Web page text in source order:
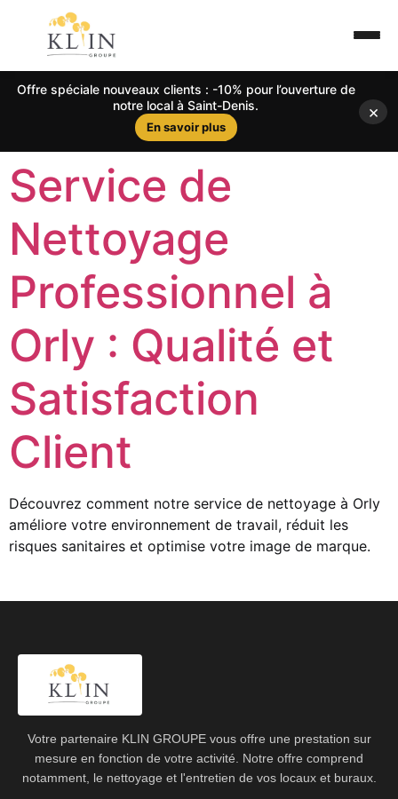
Offre spéciale nouveaux clients : -10% pour l’ouverture de
notre local à Saint-Denis.
En savoir plus
×
Service de
Nettoyage
Professionnel à
Orly : Qualité et
Satisfaction
Client
Découvrez comment notre service de nettoyage à Orly
améliore votre environnement de travail, réduit les
risques sanitaires et optimise votre image de marque.
Votre partenaire KLIN GROUPE vous offre une prestation sur
mesure en fonction de votre activité. Notre offre comprend
notamment, le nettoyage et l'entretien de vos locaux et buraux.